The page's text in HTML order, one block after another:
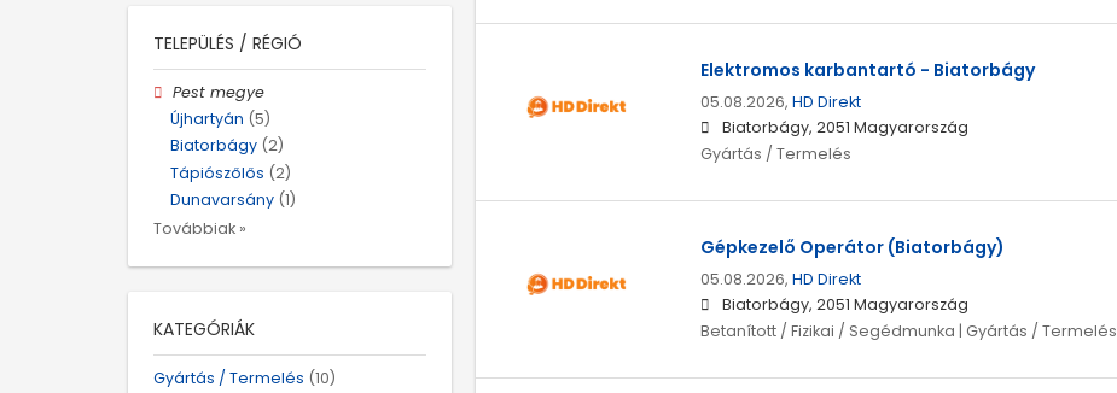
Elektromos karbantartó - Biatorbágy
05.08.2026, HD Direkt
Biatorbágy, 2051 Magyarország
Gyártás / Termelés
Gépkezelő Operátor (Biatorbágy)
05.08.2026, HD Direkt
Biatorbágy, 2051 Magyarország
Betanított / Fizikai / Segédmunka | Gyártás / Termelés
TELEPÜLÉS / RÉGIÓ
Pest megye
Újhartyán (5)
Biatorbágy (2)
Tápiószőlős (2)
Dunavarsány (1)
Továbbiak »
KATEGÓRIÁK
Gyártás / Termelés (10)